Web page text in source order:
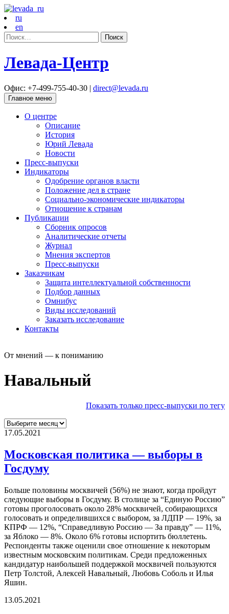
ru
en
Найти:
Левада-Центр
Офис: +7-499-755-40-30 | direct@levada.ru
Главное меню
О центре
Описание
История
Юрий Левада
Новости
Пресс-выпуски
Индикаторы
Одобрение органов власти
Положение дел в стране
Социально-экономические индикаторы
Отношение к странам
Публикации
Сборник опросов
Аналитические отчеты
Журнал
Мнения экспертов
Пресс-выпуски
Заказчикам
Защита интеллектуальной собственности
Подбор данных
Омнибус
Виды исследований
Заказать исследование
Контакты
От мнений — к пониманию
Навальный
Показать только пресс-выпуски по тегу
17.05.2021
Московская политика — выборы в
Госдуму
Больше половины москвичей (56%) не знают, когда пройдут
следующие выборы в Госдуму. В столице за “Единую Россию”
готовы проголосовать около 28% москвичей, собирающихся
голосовать и определившихся с выбором, за ЛДПР — 19%, за
КПРФ — 12%, “Справедливую Россию — За правду” — 11%,
за Яблоко — 8%. Около 6% готовы испортить бюллетень.
Респонденты также оценили свое отношение к некоторым
известным московским политикам. Среди предложенных
кандидатур наибольшей поддержкой москвичей пользуются
Петр Толстой, Алексей Навальный, Любовь Соболь и Илья
Яшин.
13.05.2021